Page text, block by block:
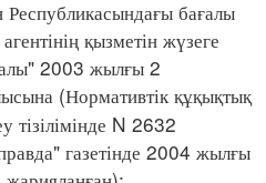
бағалы
қызметін жүзеге
2003 жылғы 2
(Нормативтік құқықтық
тізілімінде N 2632
газетінде 2004 жылғы